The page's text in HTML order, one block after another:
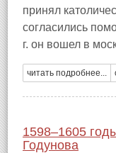
принял
согласились
г. он вошел в
читать подробнее...
1598–1605
Годунова